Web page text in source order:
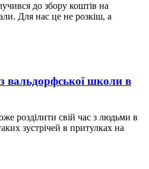
до збору коштів на
Для нас це не розкіш, а
вальдорфської школи в
розділити свій час з людьми в
зустрічей в притулках на